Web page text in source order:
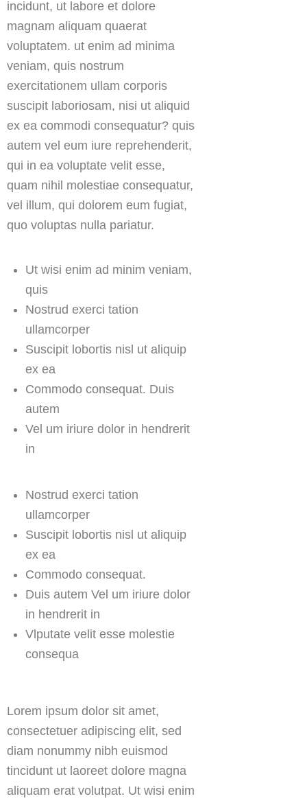
incidunt, ut labore et dolore
magnam aliquam quaerat
voluptatem. ut enim ad minima
veniam, quis nostrum
exercitationem ullam corporis
suscipit laboriosam, nisi ut aliquid
ex ea commodi consequatur? quis
autem vel eum iure reprehenderit,
qui in ea voluptate velit esse,
quam nihil molestiae consequatur,
vel illum, qui dolorem eum fugiat,
quo voluptas nulla pariatur.
Ut wisi enim ad minim veniam,
quis
Nostrud exerci tation
ullamcorper
Suscipit lobortis nisl ut aliquip
ex ea
Commodo consequat. Duis
autem
Vel um iriure dolor in hendrerit
in
Nostrud exerci tation
ullamcorper
Suscipit lobortis nisl ut aliquip
ex ea
Commodo consequat.
Duis autem Vel um iriure dolor
in hendrerit in
Vlputate velit esse molestie
consequa
Lorem ipsum dolor sit amet,
consectetuer adipiscing elit, sed
diam nonummy nibh euismod
tincidunt ut laoreet dolore magna
aliquam erat volutpat. Ut wisi enim